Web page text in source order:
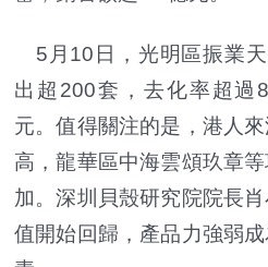
5月10日，光明區振業
出超200套，去化率超過
元。值得關注的是，港人
高，龍華區中海雲頌玖章
加。深圳貝殼研究院院長
值開始回歸，產品力強弱